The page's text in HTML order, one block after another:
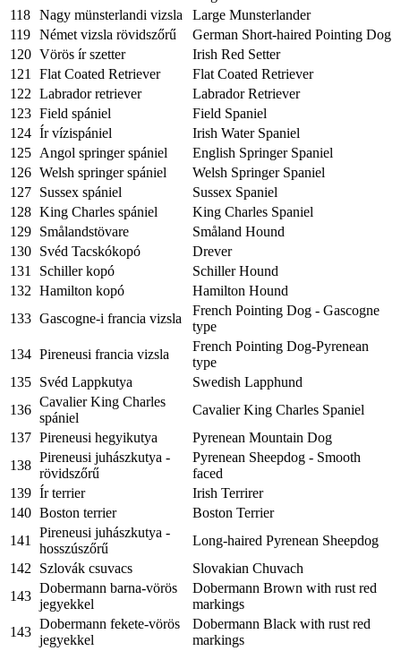
118 Nagy münsterlandi vizsla
Large Munsterlander
119 Német vizsla rövidszőrű
German Short-haired Pointing Dog
120 Vörös ír szetter
Irish Red Setter
121
Flat Coated Retriever
Flat Coated Retriever
122 Labrador retriever
Labrador Retriever
123 Field spániel
Field Spaniel
124 Ír vízispániel
Irish Water Spaniel
125 Angol springer spániel
English Springer Spaniel
126 Welsh springer spániel
Welsh Springer Spaniel
127 Sussex spániel
Sussex Spaniel
128 King Charles spániel
King Charles Spaniel
129 Smålandstövare
Småland Hound
130 Svéd Tacskókopó
Drever
131
Schiller kopó
Schiller Hound
132 Hamilton kopó
Hamilton Hound
133 Gascogne-i francia vizsla
French Pointing Dog - Gascogne
type
134 Pireneusi francia vizsla
French Pointing Dog-Pyrenean
type
135 Svéd Lappkutya
Swedish Lapphund
136
Cavalier King Charles
spániel
Cavalier King Charles Spaniel
137 Pireneusi hegyikutya
Pyrenean Mountain Dog
138
Pireneusi juhászkutya -
rövidszőrű
Pyrenean Sheepdog - Smooth
faced
139 Ír terrier
Irish Terrirer
140 Boston terrier
Boston Terrier
141
Pireneusi juhászkutya -
hosszúszőrű
Long-haired Pyrenean Sheepdog
142
Szlovák csuvacs
Slovakian Chuvach
143
Dobermann barna-vörös
jegyekkel
Dobermann Brown with rust red
markings
143
Dobermann fekete-vörös
jegyekkel
Dobermann Black with rust red
markings